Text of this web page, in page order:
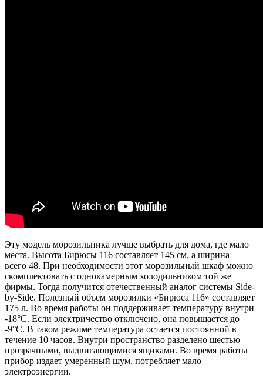
Эту модель морозильника лучше выбрать для дома, где мало
места. Высота Бирюсы 116 составляет 145 см, а ширина –
всего 48. При необходимости этот морозильный шкаф можно
скомплектовать с однокамерным холодильником той же
фирмы. Тогда получится отечественный аналог системы Side-
by-Side. Полезный объем морозилки «Бирюса 116» составляет
175 л. Во время работы он поддерживает температуру внутри
-18°С. Если электричество отключено, она повышается до
-9°С. В таком режиме температура остается постоянной в
течение 10 часов. Внутри пространство разделено шестью
прозрачными, выдвигающимися ящиками. Во время работы
прибор издает умеренный шум, потребляет мало
электроэнергии.